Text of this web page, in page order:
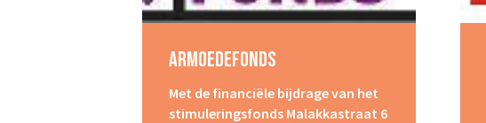
Armoedefonds
Met de financiële bijdrage van het
stimuleringsfonds Malakkastraat 6